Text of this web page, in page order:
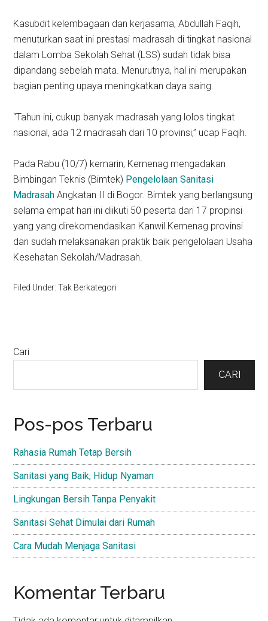
Kasubdit kelembagaan dan kerjasama, Abdullah Faqih,
menuturkan saat ini prestasi madrasah di tingkat nasional
dalam Lomba Sekolah Sehat (LSS) sudah tidak bisa
dipandang sebelah mata. Menurutnya, hal ini merupakan
bagian penting upaya meningkatkan daya saing.
“Tahun ini, cukup banyak madrasah yang lolos tingkat
nasional, ada 12 madrasah dari 10 provinsi,” ucap Faqih.
Pada Rabu (10/7) kemarin, Kemenag mengadakan
Bimbingan Teknis (Bimtek) Pengelolaan Sanitasi
Madrasah Angkatan II di Bogor. Bimtek yang berlangsung
selama empat hari ini diikuti 50 peserta dari 17 propinsi
yang yang direkomendasikan Kanwil Kemenag provinsi
dan sudah melaksanakan praktik baik pengelolaan Usaha
Kesehatan Sekolah/Madrasah.
Filed Under: Tak Berkategori
Primary
Cari
CARI
Pos-pos Terbaru
Rahasia Rumah Tetap Bersih
Sanitasi yang Baik, Hidup Nyaman
Lingkungan Bersih Tanpa Penyakit
Sanitasi Sehat Dimulai dari Rumah
Cara Mudah Menjaga Sanitasi
Komentar Terbaru